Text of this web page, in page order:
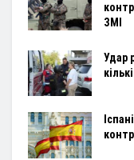
ЗМІ
Удар